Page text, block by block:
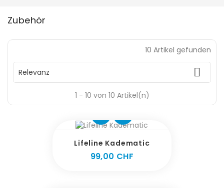
Preis
13CHF 92CHF
Zubehör
10 Artikel gefunden
Relevanz 
1 - 10 von 10 Artikel(n)
Lifeline Kadematic
99,00 CHF